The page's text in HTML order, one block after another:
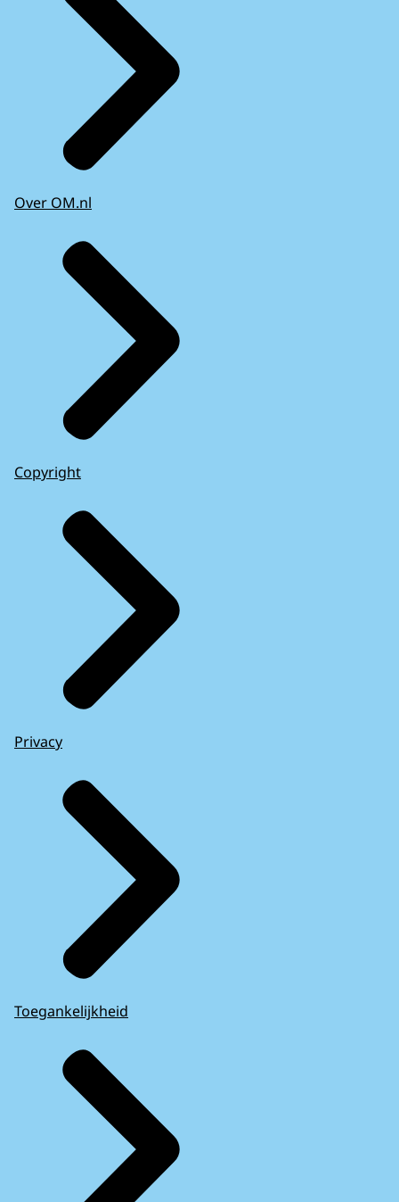
Over OM.nl
Copyright
Privacy
Toegankelijkheid